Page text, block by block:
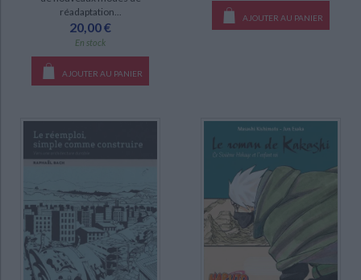
epuise (46)
disponible (29)
a-paraitre (3)
réadaptation...
20,00 €
En stock
AJOUTER AU PANIER
AJOUTER AU PANIER